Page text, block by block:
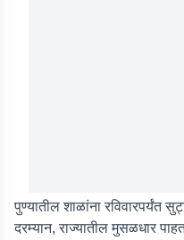
पुण्यातील शाळांना रविवारपर्यंत
दरम्यान, राज्यातील मुसळधार